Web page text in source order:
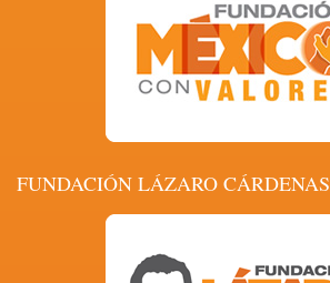
FUNDACIÓN LÁZARO CÁRDENAS